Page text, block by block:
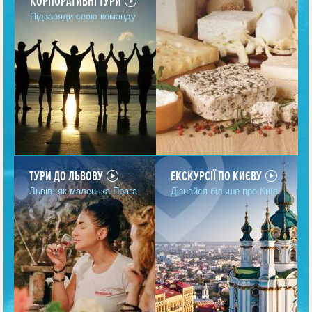
Ми гарантуємо, що ви отримаєте незабутні враження від
походу на Говерлу втурі Файні Карпати- найвищу гірську
вершину, що знаходиться в Україні, причому досвідчені
інструктори допоможуть вам зі сходженням і покажуть
найцікавіші місця тутешніх гір. Відвідування організовуються
як в літній, так і в зимову пору року, що значно розширює
можливості вашого активного відпочинку на природі.
КАРПАТИ ПОВИНЕН ВІДВІДАТИ КОЖЕН!
Для зручності відпочиваючих, компанія «Anga Travel» надає
Підзаряди свою команду
ТУРИ ДО ЛЬВОВУ
Львів, як маленька Прага
ЕКСКУРСІЇ ПО КИЄВУ
Дізнайся більше про Київ